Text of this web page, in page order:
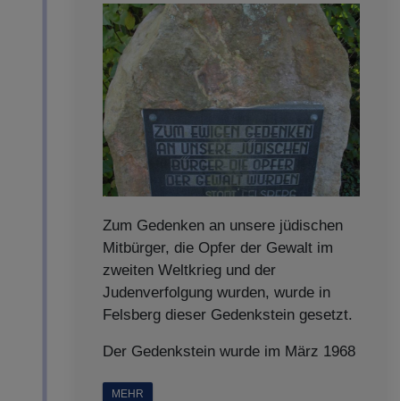
Zum Gedenken an unsere jüdischen
Mitbürger, die Opfer der Gewalt im
zweiten Weltkrieg und der
Judenverfolgung wurden, wurde in
Felsberg dieser Gedenkstein gesetzt.
Der Gedenkstein wurde im März 1968
MEHR